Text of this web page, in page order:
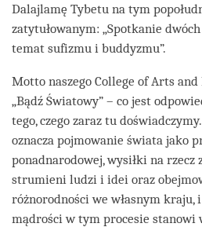
Dalajlamę Tybetu na tym
zatytułowanym: „Spotkanie
temat sufizmu i buddyzmu”.
Motto naszego College of Arts
„Bądź Światowy” – co jest
tego, czego zaraz tu
oznacza pojmowanie świata jako
ponadnarodowej, wysiłki na rzecz
strumieni ludzi i idei oraz
różnorodności we własnym kraju,
mądrości w tym procesie stanowi